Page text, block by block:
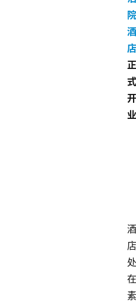
院
酒
店
正
式
开
业
酒
店
处
在
素